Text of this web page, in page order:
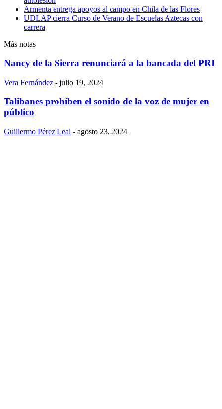
Armenta entrega apoyos al campo en Chila de las Flores
UDLAP cierra Curso de Verano de Escuelas Aztecas con
carrera
Más notas
Nancy de la Sierra renunciará a la bancada del PRI
Vera Fernández - julio 19, 2024
Talibanes prohíben el sonido de la voz de mujer en
público
Guillermo Pérez Leal - agosto 23, 2024